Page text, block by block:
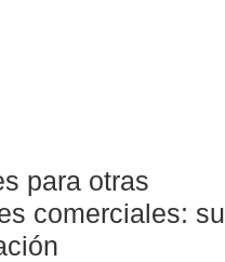
para otras
comerciales: su